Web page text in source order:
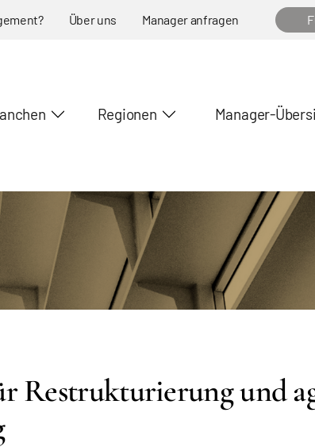
Über uns Manager anfragen
Regionen Manager-
Restrukturierung und